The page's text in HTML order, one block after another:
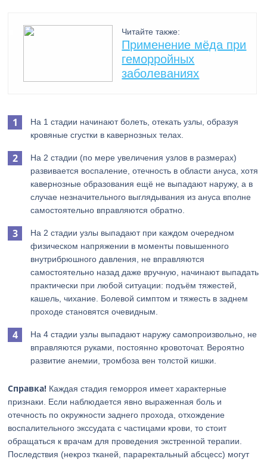
Читайте также:
Применение мёда при
геморройных
заболеваниях
На 1 стадии начинают болеть, отекать узлы, образуя
кровяные сгустки в кавернозных телах.
На 2 стадии (по мере увеличения узлов в размерах)
развивается воспаление, отечность в области ануса, хотя
кавернозные образования ещё не выпадают наружу, а в
случае незначительного выглядывания из ануса вполне
самостоятельно вправляются обратно.
На 2 стадии узлы выпадают при каждом очередном
физическом напряжении в моменты повышенного
внутрибрюшного давления, не вправляются
самостоятельно назад даже вручную, начинают выпадать
практически при любой ситуации: подъём тяжестей,
кашель, чихание. Болевой симптом и тяжесть в заднем
проходе становятся очевидным.
На 4 стадии узлы выпадают наружу самопроизвольно, не
вправляются руками, постоянно кровоточат. Вероятно
развитие анемии, тромбоза вен толстой кишки.
Справка! Каждая стадия геморроя имеет характерные
признаки. Если наблюдается явно выраженная боль и
отечность по окружности заднего прохода, отхождение
воспалительного экссудата с частицами крови, то стоит
обращаться к врачам для проведения экстренной терапии.
Последствия (некроз тканей, параректальный абсцесс) могут